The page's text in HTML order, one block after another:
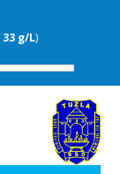
33 g/L)